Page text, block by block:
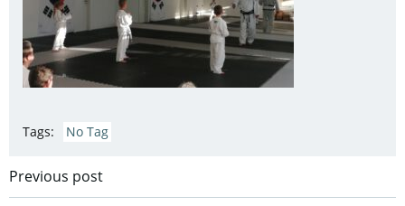
Tags: No Tag
Post
Previous post